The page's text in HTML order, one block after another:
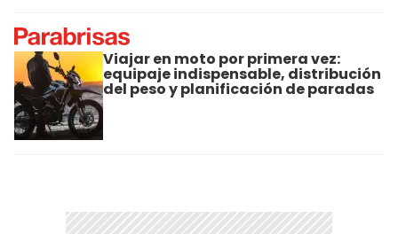
Viajar en moto por primera vez:
equipaje indispensable, distribución
del peso y planificación de paradas